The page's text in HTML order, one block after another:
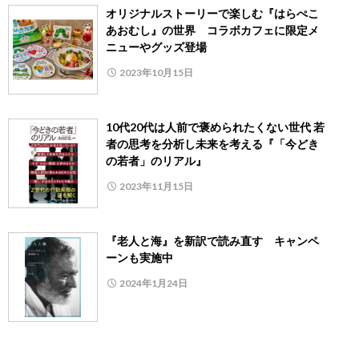
オリジナルストーリーで楽しむ『はらぺこ
あおむし』の世界 コラボカフェに限定メ
ニューやグッズ登場
2023年10月15日
10代20代は人前で褒められたくない世代 若
者の思考を分析し未来を考える『「今どき
の若者」のリアル』
2023年11月15日
『老人と海』を新訳で読み直す キャンペ
ーンも実施中
2024年1月24日